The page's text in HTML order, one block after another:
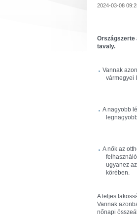
2024-03-08
Országszerte
tavaly.
Vannak
vármegyei
A nagyobb
A nők az
ugyanez
körében.
A teljes
Vannak
nőnapi